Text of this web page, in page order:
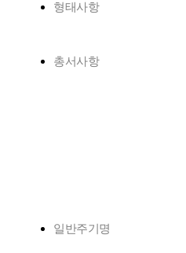
형태사항
총서사항
일반주기명